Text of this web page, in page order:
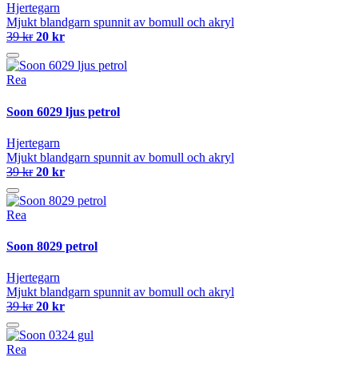
Hjertegarn
Mjukt blandgarn spunnit av bomull och akryl
39 kr 20 kr
Rea
Soon 6029 ljus petrol
Hjertegarn
Mjukt blandgarn spunnit av bomull och akryl
39 kr 20 kr
Rea
Soon 8029 petrol
Hjertegarn
Mjukt blandgarn spunnit av bomull och akryl
39 kr 20 kr
Rea